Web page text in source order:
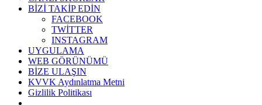
BİZİ TAKİP EDİN
FACEBOOK
TWİTTER
INSTAGRAM
UYGULAMA
WEB GÖRÜNÜMÜ
BİZE ULAŞIN
KVVK Aydınlatma Metni
Gizlilik Politikası